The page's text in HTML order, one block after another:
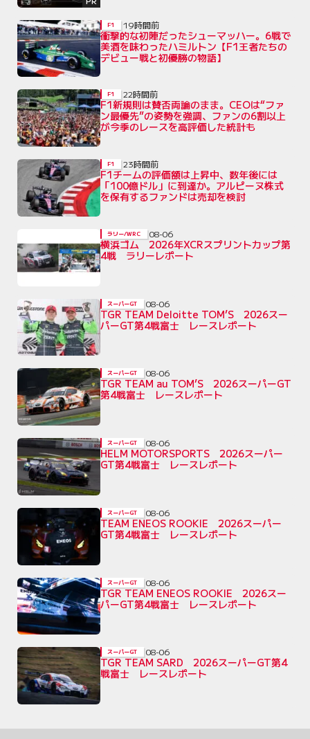
衝撃的な初陣だったシューマッハー。6戦で
美酒を味わったハミルトン【F1王者たちの
デビュー戦と初優勝の物語】
F1 19時間前
F1新規則は賛否両論のまま。CEOは“ファ
ン最優先”の姿勢を強調、ファンの6割以上
が今季のレースを高評価した統計も
F1 22時間前
F1チームの評価額は上昇中、数年後には
「100億ドル」に到達か。アルピーヌ株式
を保有するファンドは売却を検討
F1 23時間前
横浜ゴム 2026年XCRスプリントカップ第
4戦 ラリーレポート
ラリー/WRC 08-06
TGR TEAM Deloitte TOM’S 2026スー
パーGT第4戦富士 レースレポート
スーパーGT 08-06
TGR TEAM au TOM’S 2026スーパーGT
第4戦富士 レースレポート
スーパーGT 08-06
HELM MOTORSPORTS 2026スーパー
GT第4戦富士 レースレポート
スーパーGT 08-06
TEAM ENEOS ROOKIE 2026スーパー
GT第4戦富士 レースレポート
スーパーGT 08-06
TGR TEAM ENEOS ROOKIE 2026スー
パーGT第4戦富士 レースレポート
スーパーGT 08-06
TGR TEAM SARD 2026スーパーGT第4
戦富士 レースレポート
スーパーGT 08-06